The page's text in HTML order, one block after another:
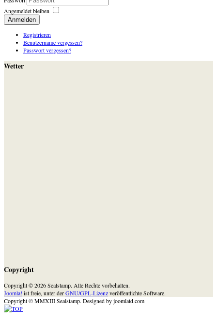
Angemeldet bleiben
Anmelden
Registrieren
Benutzername vergessen?
Passwort vergessen?
Wetter
Copyright
Copyright © 2026 Sealstamp. Alle Rechte vorbehalten.
Joomla! ist freie, unter derGNU/GPL-Lizenzveröffentlichte Software.
Copyright © MMXIII Sealstamp. Designed by joomlatd.com